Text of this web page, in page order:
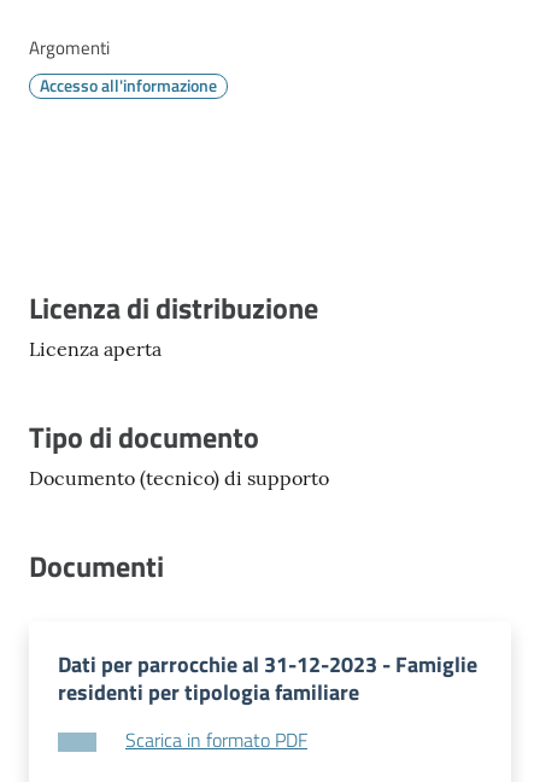
Seguici
su
Argomenti
Accesso all'informazione
Descrizione
Licenza di distribuzione
Licenza aperta
Tipo di documento
Documento (tecnico) di supporto
Documenti
Dati per parrocchie al 31-12-2023 - Famiglie
residenti per tipologia familiare
Scarica in formato PDF